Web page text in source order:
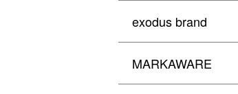
exodus brand
MARKAWARE